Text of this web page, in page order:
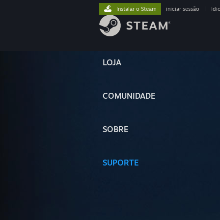
LOJA
COMUNIDADE
SOBRE
SUPORTE
Instalar o Steam iniciar sessão